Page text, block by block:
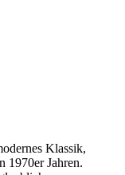
Klassik,
1970er Jahren.